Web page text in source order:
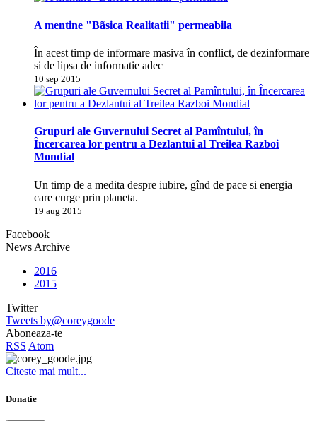
A mentine "Bãsica Realitatii" permeabila
În acest timp de informare masiva în conflict, de dezinformare
si de lipsa de informatie adec
10 sep 2015
Grupuri ale Guvernului Secret al Pamîntului, în
Încercarea lor pentru a Dezlantui al Treilea Razboi
Mondial
Un timp de a medita despre iubire, gînd de pace si energia
care curge prin planeta.
19 aug 2015
Facebook
News Archive
2016
2015
Twitter
Tweets by@coreygoode
Aboneaza-te
RSS Atom
Citeste mai mult...
Donatie